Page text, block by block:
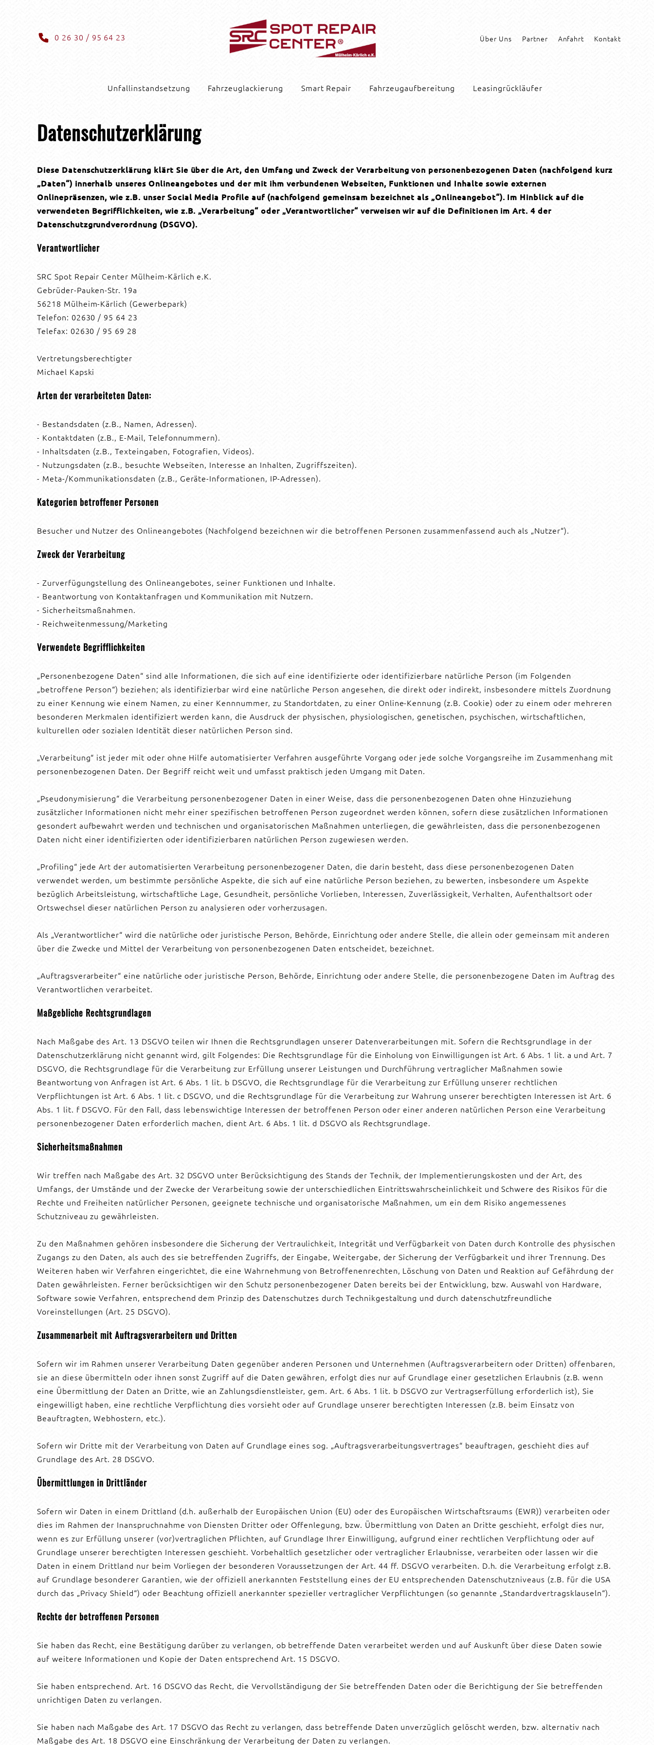
0 26 30 / 95 64 23 Über Uns Partner Anfahrt Kontakt
Unfallinstandsetzung Fahrzeuglackierung Smart Repair Fahrzeugaufbereitung Leasingrückläufer
Datenschutzerklärung
Diese Datenschutzerklärung klärt Sie über die Art, den Umfang und Zweck der Verarbeitung von personenbezogenen Daten (nachfolgend kurz
„Daten“) innerhalb unseres Onlineangebotes und der mit ihm verbundenen Webseiten, Funktionen und Inhalte sowie externen
Onlinepräsenzen, wie z.B. unser Social Media Profile auf (nachfolgend gemeinsam bezeichnet als „Onlineangebot“). Im Hinblick auf die
verwendeten Begrifflichkeiten, wie z.B. „Verarbeitung“ oder „Verantwortlicher“ verweisen wir auf die Definitionen im Art. 4 der
Datenschutzgrundverordnung (DSGVO).
Verantwortlicher
SRC Spot Repair Center Mülheim-Kärlich e.K.
Gebrüder-Pauken-Str. 19a
56218 Mülheim-Kärlich (Gewerbepark)
Telefon: 02630 / 95 64 23
Telefax: 02630 / 95 69 28
Vertretungsberechtigter
Michael Kapski
Arten der verarbeiteten Daten:
- Bestandsdaten (z.B., Namen, Adressen).
- Kontaktdaten (z.B., E-Mail, Telefonnummern).
- Inhaltsdaten (z.B., Texteingaben, Fotografien, Videos).
- Nutzungsdaten (z.B., besuchte Webseiten, Interesse an Inhalten, Zugriffszeiten).
- Meta-/Kommunikationsdaten (z.B., Geräte-Informationen, IP-Adressen).
Kategorien betroffener Personen
Besucher und Nutzer des Onlineangebotes (Nachfolgend bezeichnen wir die betroffenen Personen zusammenfassend auch als „Nutzer“).
Zweck der Verarbeitung
- Zurverfügungstellung des Onlineangebotes, seiner Funktionen und Inhalte.
- Beantwortung von Kontaktanfragen und Kommunikation mit Nutzern.
- Sicherheitsmaßnahmen.
- Reichweitenmessung/Marketing
Verwendete Begrifflichkeiten
„Personenbezogene Daten“ sind alle Informationen, die sich auf eine identifizierte oder identifizierbare natürliche Person (im Folgenden
„betroffene Person“) beziehen; als identifizierbar wird eine natürliche Person angesehen, die direkt oder indirekt, insbesondere mittels Zuordnung
zu einer Kennung wie einem Namen, zu einer Kennnummer, zu Standortdaten, zu einer Online-Kennung (z.B. Cookie) oder zu einem oder mehreren
besonderen Merkmalen identifiziert werden kann, die Ausdruck der physischen, physiologischen, genetischen, psychischen, wirtschaftlichen,
kulturellen oder sozialen Identität dieser natürlichen Person sind.
„Verarbeitung“ ist jeder mit oder ohne Hilfe automatisierter Verfahren ausgeführte Vorgang oder jede solche Vorgangsreihe im Zusammenhang mit
personenbezogenen Daten. Der Begriff reicht weit und umfasst praktisch jeden Umgang mit Daten.
„Pseudonymisierung“ die Verarbeitung personenbezogener Daten in einer Weise, dass die personenbezogenen Daten ohne Hinzuziehung
zusätzlicher Informationen nicht mehr einer spezifischen betroffenen Person zugeordnet werden können, sofern diese zusätzlichen Informationen
gesondert aufbewahrt werden und technischen und organisatorischen Maßnahmen unterliegen, die gewährleisten, dass die personenbezogenen
Daten nicht einer identifizierten oder identifizierbaren natürlichen Person zugewiesen werden.
„Profiling“ jede Art der automatisierten Verarbeitung personenbezogener Daten, die darin besteht, dass diese personenbezogenen Daten
verwendet werden, um bestimmte persönliche Aspekte, die sich auf eine natürliche Person beziehen, zu bewerten, insbesondere um Aspekte
bezüglich Arbeitsleistung, wirtschaftliche Lage, Gesundheit, persönliche Vorlieben, Interessen, Zuverlässigkeit, Verhalten, Aufenthaltsort oder
Ortswechsel dieser natürlichen Person zu analysieren oder vorherzusagen.
Als „Verantwortlicher“ wird die natürliche oder juristische Person, Behörde, Einrichtung oder andere Stelle, die allein oder gemeinsam mit anderen
über die Zwecke und Mittel der Verarbeitung von personenbezogenen Daten entscheidet, bezeichnet.
„Auftragsverarbeiter“ eine natürliche oder juristische Person, Behörde, Einrichtung oder andere Stelle, die personenbezogene Daten im Auftrag des
Verantwortlichen verarbeitet.
Maßgebliche Rechtsgrundlagen
Nach Maßgabe des Art. 13 DSGVO teilen wir Ihnen die Rechtsgrundlagen unserer Datenverarbeitungen mit. Sofern die Rechtsgrundlage in der
Datenschutzerklärung nicht genannt wird, gilt Folgendes: Die Rechtsgrundlage für die Einholung von Einwilligungen ist Art. 6 Abs. 1 lit. a und Art. 7
DSGVO, die Rechtsgrundlage für die Verarbeitung zur Erfüllung unserer Leistungen und Durchführung vertraglicher Maßnahmen sowie
Beantwortung von Anfragen ist Art. 6 Abs. 1 lit. b DSGVO, die Rechtsgrundlage für die Verarbeitung zur Erfüllung unserer rechtlichen
Verpflichtungen ist Art. 6 Abs. 1 lit. c DSGVO, und die Rechtsgrundlage für die Verarbeitung zur Wahrung unserer berechtigten Interessen ist Art. 6
Abs. 1 lit. f DSGVO. Für den Fall, dass lebenswichtige Interessen der betroffenen Person oder einer anderen natürlichen Person eine Verarbeitung
personenbezogener Daten erforderlich machen, dient Art. 6 Abs. 1 lit. d DSGVO als Rechtsgrundlage.
Sicherheitsmaßnahmen
Wir treffen nach Maßgabe des Art. 32 DSGVO unter Berücksichtigung des Stands der Technik, der Implementierungskosten und der Art, des
Umfangs, der Umstände und der Zwecke der Verarbeitung sowie der unterschiedlichen Eintrittswahrscheinlichkeit und Schwere des Risikos für die
Rechte und Freiheiten natürlicher Personen, geeignete technische und organisatorische Maßnahmen, um ein dem Risiko angemessenes
Schutzniveau zu gewährleisten.
Zu den Maßnahmen gehören insbesondere die Sicherung der Vertraulichkeit, Integrität und Verfügbarkeit von Daten durch Kontrolle des physischen
Zugangs zu den Daten, als auch des sie betreffenden Zugriffs, der Eingabe, Weitergabe, der Sicherung der Verfügbarkeit und ihrer Trennung. Des
Weiteren haben wir Verfahren eingerichtet, die eine Wahrnehmung von Betroffenenrechten, Löschung von Daten und Reaktion auf Gefährdung der
Daten gewährleisten. Ferner berücksichtigen wir den Schutz personenbezogener Daten bereits bei der Entwicklung, bzw. Auswahl von Hardware,
Software sowie Verfahren, entsprechend dem Prinzip des Datenschutzes durch Technikgestaltung und durch datenschutzfreundliche
Voreinstellungen (Art. 25 DSGVO).
Zusammenarbeit mit Auftragsverarbeitern und Dritten
Sofern wir im Rahmen unserer Verarbeitung Daten gegenüber anderen Personen und Unternehmen (Auftragsverarbeitern oder Dritten) offenbaren,
sie an diese übermitteln oder ihnen sonst Zugriff auf die Daten gewähren, erfolgt dies nur auf Grundlage einer gesetzlichen Erlaubnis (z.B. wenn
eine Übermittlung der Daten an Dritte, wie an Zahlungsdienstleister, gem. Art. 6 Abs. 1 lit. b DSGVO zur Vertragserfüllung erforderlich ist), Sie
eingewilligt haben, eine rechtliche Verpflichtung dies vorsieht oder auf Grundlage unserer berechtigten Interessen (z.B. beim Einsatz von
Beauftragten, Webhostern, etc.).
Sofern wir Dritte mit der Verarbeitung von Daten auf Grundlage eines sog. „Auftragsverarbeitungsvertrages“ beauftragen, geschieht dies auf
Grundlage des Art. 28 DSGVO.
Übermittlungen in Drittländer
Sofern wir Daten in einem Drittland (d.h. außerhalb der Europäischen Union (EU) oder des Europäischen Wirtschaftsraums (EWR)) verarbeiten oder
dies im Rahmen der Inanspruchnahme von Diensten Dritter oder Offenlegung, bzw. Übermittlung von Daten an Dritte geschieht, erfolgt dies nur,
wenn es zur Erfüllung unserer (vor)vertraglichen Pflichten, auf Grundlage Ihrer Einwilligung, aufgrund einer rechtlichen Verpflichtung oder auf
Grundlage unserer berechtigten Interessen geschieht. Vorbehaltlich gesetzlicher oder vertraglicher Erlaubnisse, verarbeiten oder lassen wir die
Daten in einem Drittland nur beim Vorliegen der besonderen Voraussetzungen der Art. 44 ff. DSGVO verarbeiten. D.h. die Verarbeitung erfolgt z.B.
auf Grundlage besonderer Garantien, wie der offiziell anerkannten Feststellung eines der EU entsprechenden Datenschutzniveaus (z.B. für die USA
durch das „Privacy Shield“) oder Beachtung offiziell anerkannter spezieller vertraglicher Verpflichtungen (so genannte „Standardvertragsklauseln“).
Rechte der betroffenen Personen
Sie haben das Recht, eine Bestätigung darüber zu verlangen, ob betreffende Daten verarbeitet werden und auf Auskunft über diese Daten sowie
auf weitere Informationen und Kopie der Daten entsprechend Art. 15 DSGVO.
Sie haben entsprechend. Art. 16 DSGVO das Recht, die Vervollständigung der Sie betreffenden Daten oder die Berichtigung der Sie betreffenden
unrichtigen Daten zu verlangen.
Sie haben nach Maßgabe des Art. 17 DSGVO das Recht zu verlangen, dass betreffende Daten unverzüglich gelöscht werden, bzw. alternativ nach
Maßgabe des Art. 18 DSGVO eine Einschränkung der Verarbeitung der Daten zu verlangen.